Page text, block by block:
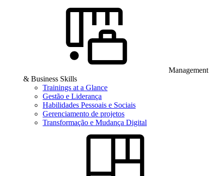
Management
& Business Skills
Trainings at a Glance
Gestão e Liderança
Habilidades Pessoais e Sociais
Gerenciamento de projetos
Transformação e Mudança Digital